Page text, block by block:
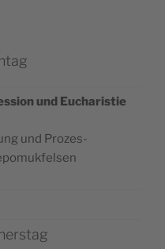
und Eucharistie
und Pro­zes­